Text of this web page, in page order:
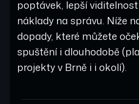
poptávek, lepší
náklady na správu. Níže
dopady, které můžete
spuštění i dlouhodobě
projekty v Brně i i okolí).